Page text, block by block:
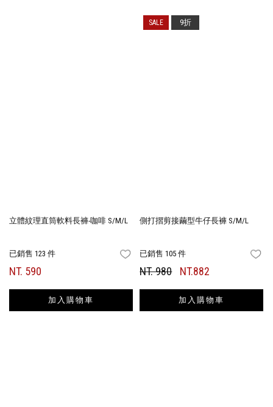
立體紋理直筒軟料長褲-咖啡 S/M/L
已銷售 123 件 FAVORITES
NT. 590
加入購物車
側打摺剪接繭型牛仔長褲 S/M/L
已銷售 105 件
NT. 980 NT.882
加入購物車
9折